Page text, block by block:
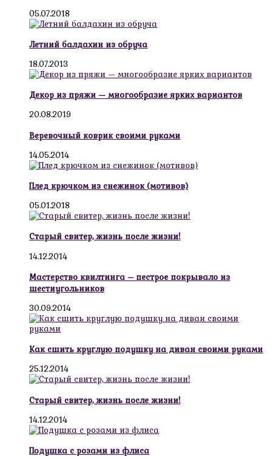
05.07.2018
Летний балдахин из обруча
18.07.2013
Декор из пряжи — многообразие ярких вариантов
20.08.2019
Веревочный коврик своими руками
14.05.2014
Плед крючком из снежинок (мотивов)
05.01.2018
Старый свитер, жизнь после жизни!
14.12.2014
Мастерство квилтинга – пестрое покрывало из
шестиугольников
30.09.2014
Как сшить круглую подушку на диван своими руками
25.12.2014
Старый свитер, жизнь после жизни!
14.12.2014
Подушка с розами из флиса